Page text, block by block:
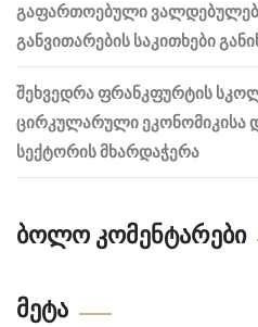
გაფართოებული
განვითარების საკითხები
შეხვედრა ფრანკფურტის
ცირკულარული ეკონომიკისა
სექტორის მხარდაჭერა
Ბოლო Კომენტარები
Მეტა